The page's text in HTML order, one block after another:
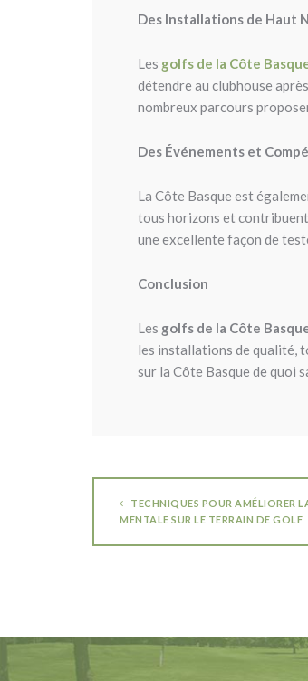
Des Installations de Haut
Les golfs de la Côte
détendre au clubhouse
nombreux parcours
Des Événements et
La Côte Basque est
tous horizons et
une excellente façon de
Conclusion
Les golfs de la Côte
les installations de qualité,
sur la Côte Basque de quoi
TECHNIQUES POUR AMÉLIORER
MENTALE SUR LE TERRAIN DE GOLF